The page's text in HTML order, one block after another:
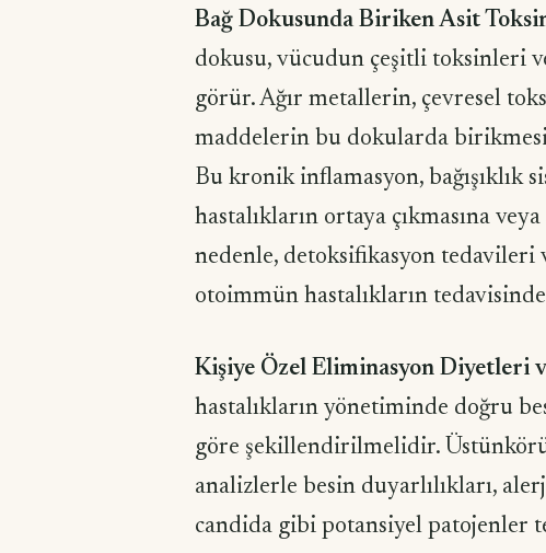
Bağ Dokusunda Biriken Asit
dokusu, vücudun çeşitli toksinleri
görür. Ağır metallerin, çevresel
maddelerin bu dokularda
Bu kronik inflamasyon,
hastalıkların ortaya çıkmasına
nedenle, detoksifikasyon tedavileri
otoimmün hastalıkların
Kişiye Özel Eliminasyon Diyetleri
hastalıkların yönetiminde doğru
göre şekillendirilmelidir.
analizlerle besin duyarlılıkları,
candida gibi potansiyel patojenler